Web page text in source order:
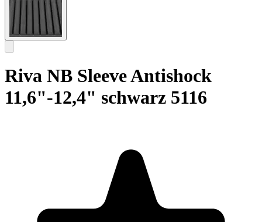
Riva NB Sleeve Antishock
11,6"-12,4" schwarz 5116